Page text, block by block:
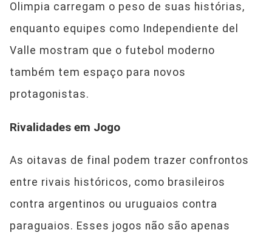
Olimpia carregam o peso de suas histórias,
enquanto equipes como Independiente del
Valle mostram que o futebol moderno
também tem espaço para novos
protagonistas.
Rivalidades em Jogo
As oitavas de final podem trazer confrontos
entre rivais históricos, como brasileiros
contra argentinos ou uruguaios contra
paraguaios. Esses jogos não são apenas